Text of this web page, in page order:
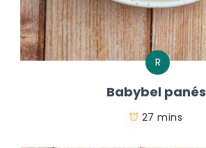
R
Babybel panés
27 mins